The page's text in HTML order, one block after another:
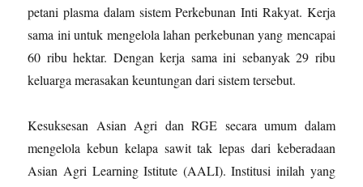
petani plasma dalam sistem Perkebunan Inti Rakyat. Kerja
sama ini untuk mengelola lahan perkebunan yang mencapai
60 ribu hektar. Dengan kerja sama ini sebanyak 29 ribu
keluarga merasakan keuntungan dari sistem tersebut.
Kesuksesan Asian Agri dan RGE secara umum dalam
mengelola kebun kelapa sawit tak lepas dari keberadaan
Asian Agri Learning Istitute (AALI). Institusi inilah yang